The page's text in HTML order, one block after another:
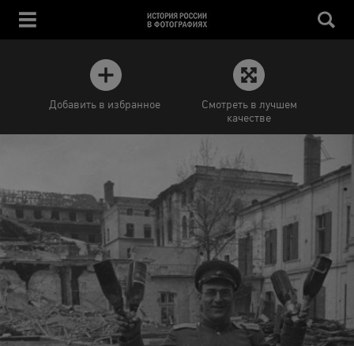
Добавить в избранное
Смотреть в лучшем
качестве